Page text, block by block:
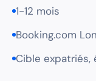
1-12 mois
Booking.com
Cible expatriés,